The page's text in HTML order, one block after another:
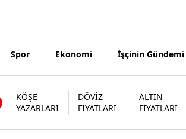
Uşak
Spor Ekonomi İşçinin Gündemi
KÖŞE
YAZARLARI
DÖVİZ
FİYATLARI
ALTIN
FİYATLARI